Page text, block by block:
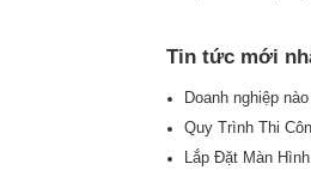
Tin tức mới
Doanh nghiệp
Quy Trình Thi
Lắp Đặt Màn